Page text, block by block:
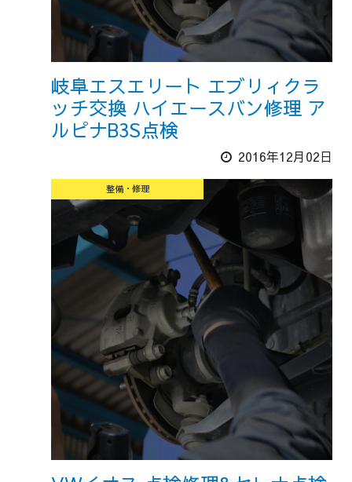
岐阜エスエリート エブリィクラ
ッチ交換 ハイエースバン修理 ア
ルピナB3S点検
2016年12月02日
整備・修理